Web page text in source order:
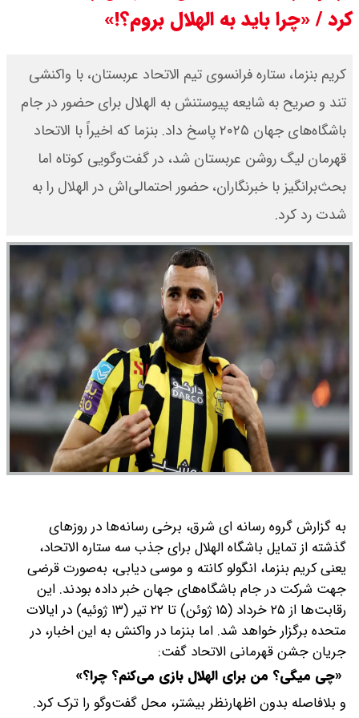
کرد / «چرا باید به الهلال بروم؟!»
کریم بنزما، ستاره فرانسوی تیم الاتحاد عربستان، با واکنشی
تند و صریح به شایعه پیوستنش به الهلال برای حضور در جام
باشگاه‌های جهان ۲۰۲۵ پاسخ داد. بنزما که اخیراً با الاتحاد
قهرمان لیگ روشن عربستان شد، در گفت‌وگویی کوتاه اما
بحث‌برانگیز با خبرنگاران، حضور احتمالی‌اش در الهلال را به
شدت رد کرد.
به گزارش گروه رسانه ای شرق، برخی رسانه‌ها در روزهای
گذشته از تمایل باشگاه الهلال برای جذب سه ستاره الاتحاد،
یعنی کریم بنزما، انگولو کانته و موسی دیابی، به‌صورت قرضی
جهت شرکت در جام باشگاه‌های جهان خبر داده بودند. این
رقابت‌ها از ۲۵ خرداد (۱۵ ژوئن) تا ۲۲ تیر (۱۳ ژوئیه) در ایالات
متحده برگزار خواهد شد. اما بنزما در واکنش به این اخبار، در
جریان جشن قهرمانی الاتحاد گفت:
«چی میگی؟ من برای الهلال بازی می‌کنم؟ چرا؟»
و بلافاصله بدون اظهارنظر بیشتر، محل گفت‌وگو را ترک کرد.